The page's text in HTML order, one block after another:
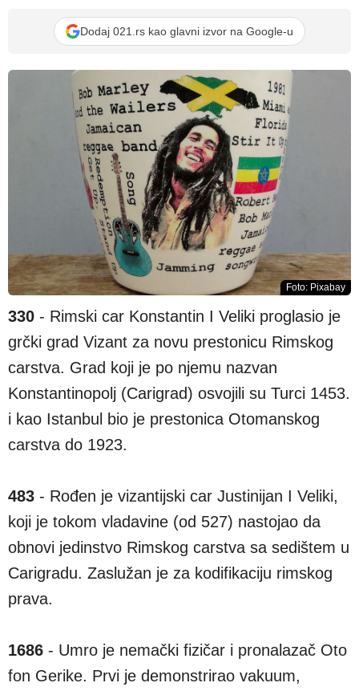
Dodaj 021.rs kao glavni izvor na Google-u
Foto: Pixabay
330 - Rimski car Konstantin I Veliki proglasio je
grčki grad Vizant za novu prestonicu Rimskog
carstva. Grad koji je po njemu nazvan
Konstantinopolj (Carigrad) osvojili su Turci 1453.
i kao Istanbul bio je prestonica Otomanskog
carstva do 1923.
483 - Rođen je vizantijski car Justinijan I Veliki,
koji je tokom vladavine (od 527) nastojao da
obnovi jedinstvo Rimskog carstva sa sedištem u
Carigradu. Zaslužan je za kodifikaciju rimskog
prava.
1686 - Umro je nemački fizičar i pronalazač Oto
fon Gerike. Prvi je demonstrirao vakuum,